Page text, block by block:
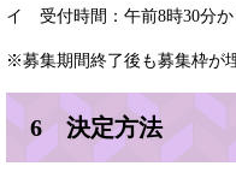
イ 受付時間：午前8時30分か
※募集期間終了後も募集枠が
6 決定方法